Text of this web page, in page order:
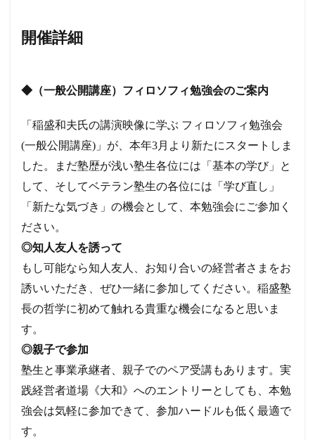
開催詳細
◆ （一般公開講座）フィロソフィ勉強会のご案内
「稲盛和夫氏の講演映像に学ぶ フィロソフィ勉強会
(一般公開講座)」が、本年3月より新たにスタートしま
した。まだ塾歴が浅い塾生各位には「基本の学び」と
して、そしてベテラン塾生の各位には「学び直し」
「新たな気づき」の機会として、本勉強会にご参加く
ださい。
◎知人友人を誘って
もし可能なら知人友人、お知り合いの経営者さまをお
誘いいただき、ぜひ一緒に参加してください。稲盛塾
長の哲学に初めて触れる貴重な機会になると思いま
す。
◎親子で参加
塾生と事業承継者、親子でのペア受講もあります。実
践経営者道場《大和》へのエントリーとしても、本勉
強会は気軽に参加できて、参加ハードルも低く最適で
す。